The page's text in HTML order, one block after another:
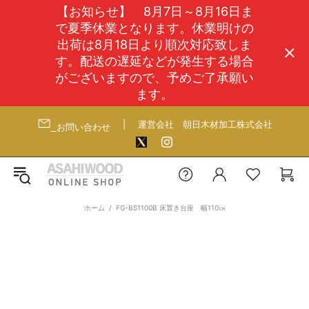
【お知らせ】 8月7日～8月16日ま
で夏季休業となります。休業明けの
出荷は8月18日より順次対応致しま
す。配送の遅延などが発生する場合
がございますので、予めご了承願い
ます。
お問い合わせ 運営会社 朝日木材加工株式会社
ホーム FG-BS1100B 床置き台座 幅110㎝